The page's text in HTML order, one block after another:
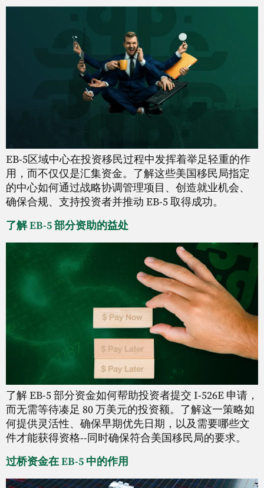
EB-5区域中心在投资移民过程中发挥着举足轻重的作
用，而不仅仅是汇集资金。了解这些美国移民局指定
的中心如何通过战略协调管理项目、创造就业机会、
确保合规、支持投资者并推动 EB-5 取得成功。
了解 EB-5 部分资助的益处
了解 EB-5 部分资金如何帮助投资者提交 I-526E 申请，
而无需等待凑足 80 万美元的投资额。了解这一策略如
何提供灵活性、确保早期优先日期，以及需要哪些文
件才能获得资格--同时确保符合美国移民局的要求。
过桥资金在 EB-5 中的作用